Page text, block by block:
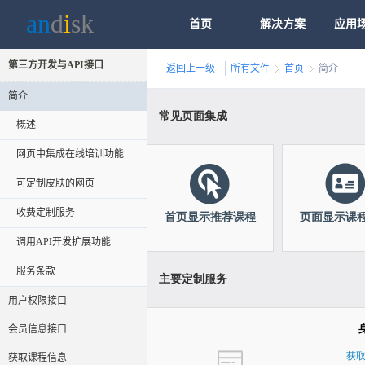
andisk 首页 解决方案 应用
第三方开发与API接口
简介
概述
网页中集成在线培训功能
可定制皮肤的网页
收费定制服务
调用API开发扩展功能
服务条款
用户权限接口
会员信息接口
获取课程信息
返回上一级 所有文件 首页 简介